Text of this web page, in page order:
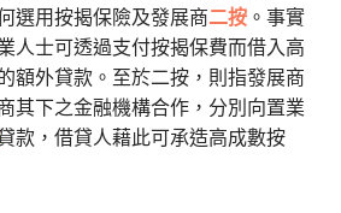
選用按揭保險及發展商二按。事實
人士可透過支付按揭保費而借入高
額外貸款。至於二按，則指發展商
其下之金融機構合作，分別向置業
款，借貸人藉此可承造高成數按